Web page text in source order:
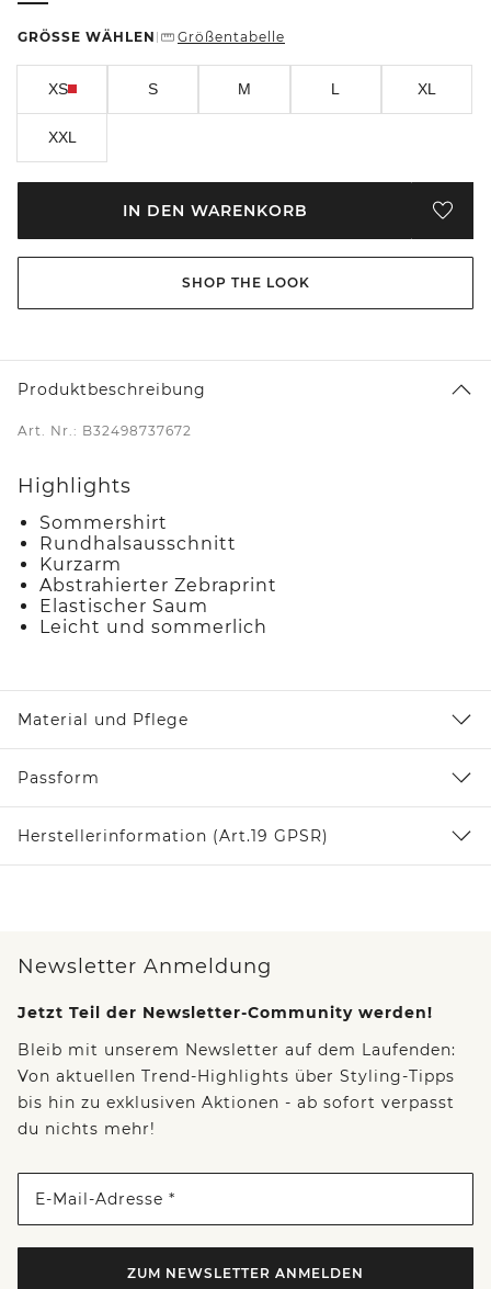
GRÖSSE WÄHLEN Größentabelle
XS S M L XL
XXL
IN DEN WARENKORB
SHOP THE LOOK
Produktbeschreibung
Art. Nr.: B32498737672
Highlights
Sommershirt
Rundhalsausschnitt
Kurzarm
Abstrahierter Zebraprint
Elastischer Saum
Leicht und sommerlich
Material und Pflege
Passform
Herstellerinformation (Art.19 GPSR)
Newsletter Anmeldung
Jetzt Teil der Newsletter-Community werden!
Bleib mit unserem Newsletter auf dem Laufenden:
Von aktuellen Trend-Highlights über Styling-Tipps
bis hin zu exklusiven Aktionen - ab sofort verpasst
du nichts mehr!
E-Mail-Adresse *
ZUM NEWSLETTER ANMELDEN